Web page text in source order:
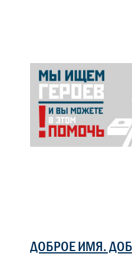
ДОБРОЕ ИМЯ.